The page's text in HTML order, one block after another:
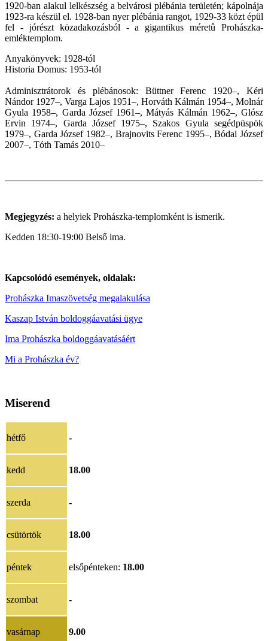
1920-ban alakul lelkészség a belvárosi plébánia területén; kápolnája
1923-ra készül el. 1928-ban nyer plébánia rangot, 1929-33 közt épül
fel - jórészt közadakozásból - a gigantikus méretû Prohászka-
emléktemplom.
Anyakönyvek: 1928-tól
Historia Domus: 1953-tól
Adminisztrátorok és plébánosok: Büttner Ferenc 1920–, Kéri
Nándor 1927–, Varga Lajos 1951–, Horváth Kálmán 1954–, Molnár
Gyula 1958–, Garda József 1961–, Mátyás Kálmán 1962–, Glósz
Ervin 1974–, Garda József 1975–, Szakos Gyula segédpüspök
1979–, Garda József 1982–, Brajnovits Ferenc 1995–, Bódai József
2007–, Tóth Tamás 2010–
Megjegyzés: a helyiek Prohászka-templomként is ismerik.
Kedden 18:30-19:00 Belső ima.
Kapcsolódó események, oldalak:
Prohászka Imaszövetség megalakulása
Kaszap István boldoggáavatási ügye
Ima Prohászka boldoggáavatásáért
Mi a Prohászka év?
Miserend
hétfő -
kedd 18.00
szerda -
csütörtök 18.00
péntek elsőpénteken: 18.00
szombat -
vasárnap 9.00